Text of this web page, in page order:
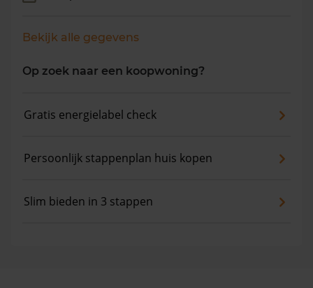
Bekijk alle gegevens
Op zoek naar een koopwoning?
Gratis energielabel check
Persoonlijk stappenplan huis kopen
Slim bieden in 3 stappen